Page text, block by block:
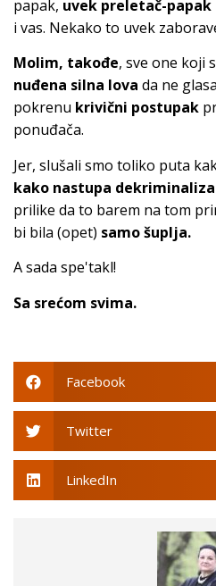
papak, uvek preletač-papak
i vas. Nekako to uvek
Molim, takođe, sve one koji
nuđena silna lova da ne
pokrenu krivični postupak
ponuđača.
Jer, slušali smo toliko puta
kako nastupa
prilike da to barem na tom
bi bila (opet) samo šuplja.
A sada spe'takl!
Sa srećom svima.
Facebook
Twitter
LinkedIn